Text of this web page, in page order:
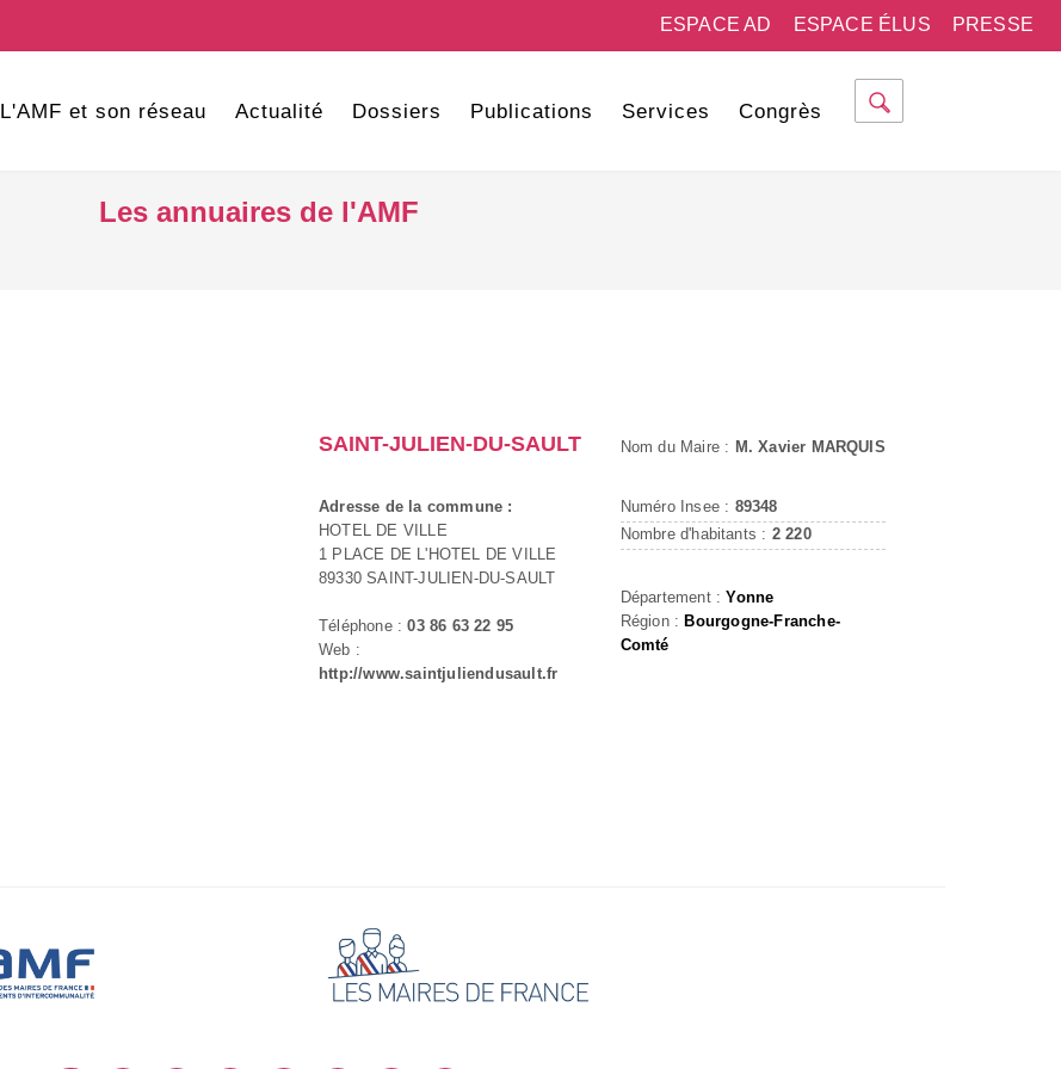
PRESSE
ESPACE ÉLUS
ESPACE AD
L'AMF et son réseau Actualité Dossiers Publications Services Congrès
Les annuaires de l'AMF
SAINT-JULIEN-DU-SAULT
Adresse de la commune :
HOTEL DE VILLE
1 PLACE DE L'HOTEL DE VILLE
89330 SAINT-JULIEN-DU-SAULT
Téléphone :03 86 63 22 95
Web :
http://www.saintjuliendusault.fr
Nom du Maire : M. Xavier MARQUIS
Numéro Insee : 89348
Nombre d'habitants : 2 220
Département :Yonne
Région : Bourgogne-Franche-
Comté